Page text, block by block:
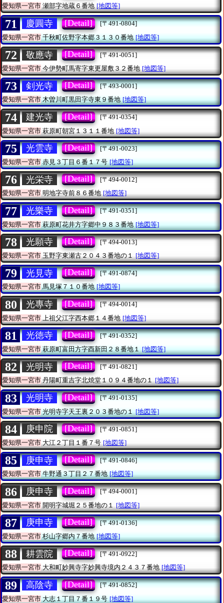
愛知県一宮市瀬部字地蔵６番地 [地図等]
71 慶圓寺 [Detail]
[〒491-0804]
愛知県一宮市千秋町佐野字本郷３１３０番地 [地図等]
72 敬應寺 [Detail]
[〒491-0051]
愛知県一宮市今伊勢町馬寄字東更屋敷３２番地 [地図等]
73 剣光寺 [Detail]
[〒493-0001]
愛知県一宮市木曽川町黒田字寺東９番地 [地図等]
74 建光寺 [Detail]
[〒491-0354]
愛知県一宮市 萩原町朝宮１３１１番地 [地図等]
75 光雲寺 [Detail]
[〒491-0023]
愛知県一宮市赤見３丁目６番１７号 [地図等]
76 光栄寺 [Detail]
[〒494-0012]
愛知県一宮市明地字寺前８６番地 [地図等]
77 光樂寺 [Detail]
[〒491-0351]
愛知県一宮市萩原町花井方字郷中９８３番地 [地図等]
78 光願寺 [Detail]
[〒494-0013]
愛知県一宮市 玉野字東瀬古２０４３番地の１ [地図等]
79 光見寺 [Detail]
[〒491-0874]
愛知県一宮市馬見塚７１０番地 [地図等]
80 光專寺 [Detail]
[〒494-0014]
愛知県一宮市 上祖父江字西本郷１４番地 [地図等]
81 光徳寺 [Detail]
[〒491-0352]
愛知県一宮市萩原町富田方字酉新田２８番地１ [地図等]
82 光明寺 [Detail]
[〒491-0821]
愛知県一宮市丹陽町重吉字北焼堂１０９４番地の１ [地図等]
83 光明寺 [Detail]
[〒491-0135]
愛知県一宮市光明寺字天王裏２０３番地の１ [地図等]
84 庚申院 [Detail]
[〒491-0851]
愛知県一宮市 大江２丁目１番７号 [地図等]
85 庚申寺 [Detail]
[〒491-0846]
愛知県一宮市牛野通３丁目２７番地 [地図等]
86 庚申寺 [Detail]
[〒494-0001]
愛知県一宮市 開明字城堀２５番地の１ [地図等]
87 庚申寺 [Detail]
[〒491-0136]
愛知県一宮市杉山字郷内７番地 [地図等]
88 耕雲院 [Detail]
[〒491-0922]
愛知県一宮市大和町妙興寺字妙興寺境内２４３７番地 [地図等]
89 高陰寺 [Detail]
[〒491-0852]
愛知県一宮市大志１丁目７番１９号 [地図等]